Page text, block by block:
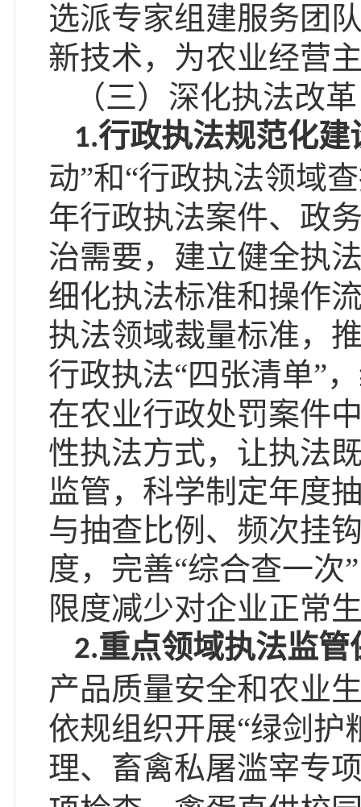
选派专家组建服务团
新技术，为农业经营
（三）深化执法改
1.行政执法规范化建
动”和“行政执法领域
年行政执法案件、政
治需要，建立健全执
细化执法标准和操作
执法领域裁量标准，
行政执法“四张清单”
在农业行政处罚案件
性执法方式，让执法
监管，科学制定年度
与抽查比例、频次挂
度， 完善“综合查一次
限度减少对企业正常
2.重点领域执法监
产品质量安全和农业
依规组织开展“绿剑护
理、畜禽私屠滥宰专